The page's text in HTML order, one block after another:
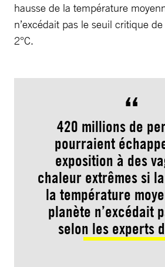
hausse de la température
n’excédait pas le seuil critique
2°C.
420 millions de
pourraient
exposition à des
chaleur extrêmes si
la température
planète n’excédait
selon les experts